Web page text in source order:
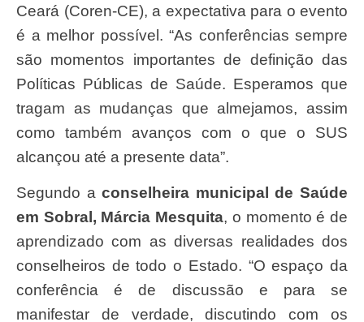
Ceará (Coren-CE), a expectativa para o evento
é a melhor possível. “As conferências sempre
são momentos importantes de definição das
Políticas Públicas de Saúde. Esperamos que
tragam as mudanças que almejamos, assim
como também avanços com o que o SUS
alcançou até a presente data”.
Segundo aconselheira municipal de Saúde
em Sobral, Márcia Mesquita, o momento é de
aprendizado com as diversas realidades dos
conselheiros de todo o Estado. “O espaço da
conferência é de discussão e para se
manifestar de verdade, discutindo com os